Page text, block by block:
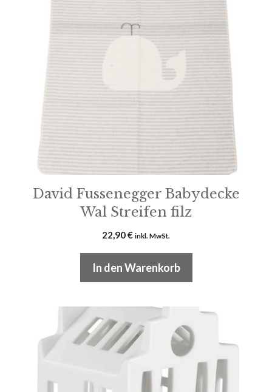
David Fussenegger Babydecke
Wal Streifen filz
22,90€ inkl. MwSt.
In den Warenkorb